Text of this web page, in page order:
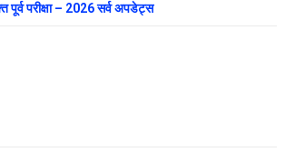
पूर्व परीक्षा – 2026 सर्व अपडेट्स